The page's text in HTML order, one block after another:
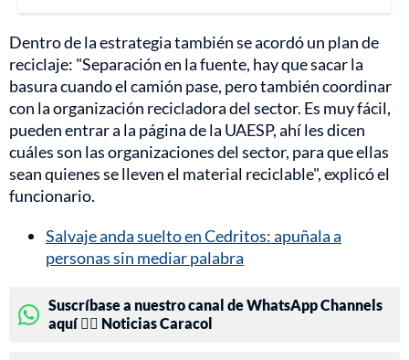
Dentro de la estrategia también se acordó un plan de
reciclaje: "Separación en la fuente, hay que sacar la
basura cuando el camión pase, pero también coordinar
con la organización recicladora del sector. Es muy fácil,
pueden entrar a la página de la UAESP, ahí les dicen
cuáles son las organizaciones del sector, para que ellas
sean quienes se lleven el material reciclable", explicó el
funcionario.
Salvaje anda suelto en Cedritos: apuñala a
personas sin mediar palabra
Suscríbase a nuestro canal de WhatsApp Channels
aquí 👉🏻 Noticias Caracol